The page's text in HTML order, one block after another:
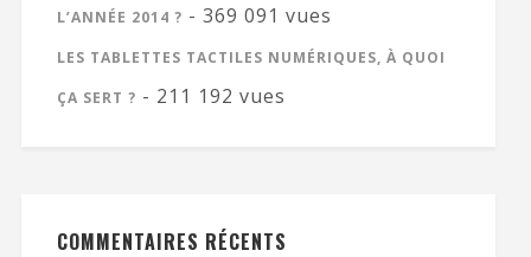
L’ANNÉE 2014 ? - 369 091 vues
LES TABLETTES TACTILES NUMÉRIQUES, À QUOI
ÇA SERT ? - 211 192 vues
COMMENTAIRES RÉCENTS